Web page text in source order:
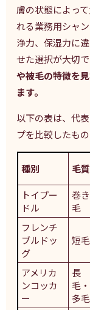
膚の状態によっ
れる業務用シャ
浄力、保湿力に
せた選択が大切で
や被毛の特徴を
ます。
以下の表は、代
プを比較したもの
種別 毛質
トイプー
ドル
巻き
毛
フレンチ
ブルドッ
グ
短毛
アメリカ
ンコッカ
ー
長
毛・
多毛